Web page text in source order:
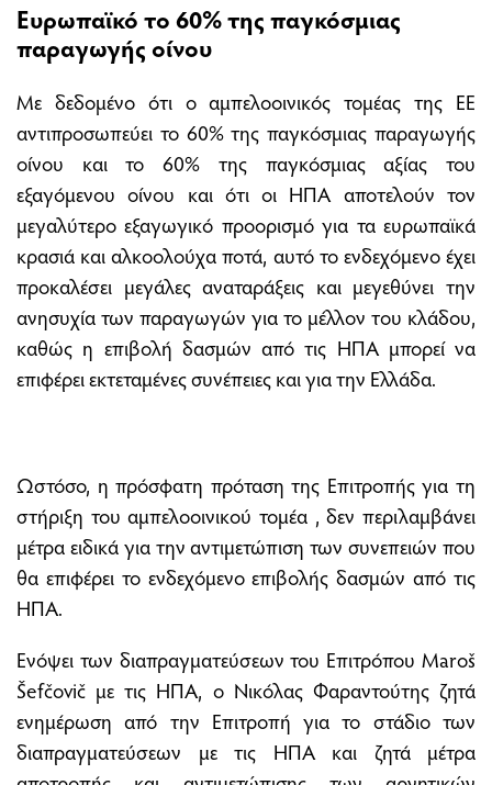
Ευρωπαϊκό το 60% της παγκόσμιας
παραγωγής οίνου
Με δεδομένο ότι ο αμπελοοινικός τομέας της ΕΕ
αντιπροσωπεύει το 60% της παγκόσμιας παραγωγής
οίνου και το 60% της παγκόσμιας αξίας του
εξαγόμενου οίνου και ότι οι ΗΠΑ αποτελούν τον
μεγαλύτερο εξαγωγικό προορισμό για τα ευρωπαϊκά
κρασιά και αλκοολούχα ποτά, αυτό το ενδεχόμενο έχει
προκαλέσει μεγάλες αναταράξεις και μεγεθύνει την
ανησυχία των παραγωγών για το μέλλον τoυ κλάδου,
καθώς η επιβολή δασμών από τις ΗΠΑ μπορεί να
επιφέρει εκτεταμένες συνέπειες και για την Ελλάδα.
Ωστόσο, η πρόσφατη πρόταση της Επιτροπής για τη
στήριξη του αμπελοοινικού τομέα , δεν περιλαμβάνει
μέτρα ειδικά για την αντιμετώπιση των συνεπειών που
θα επιφέρει το ενδεχόμενο επιβολής δασμών από τις
ΗΠΑ.
Ενόψει των διαπραγματεύσεων του Επιτρόπου Maroš
Šefčovič με τις ΗΠΑ, ο Νικόλας Φαραντούτης ζητά
ενημέρωση από την Επιτροπή για το στάδιο των
διαπραγματεύσεων με τις ΗΠΑ και ζητά μέτρα